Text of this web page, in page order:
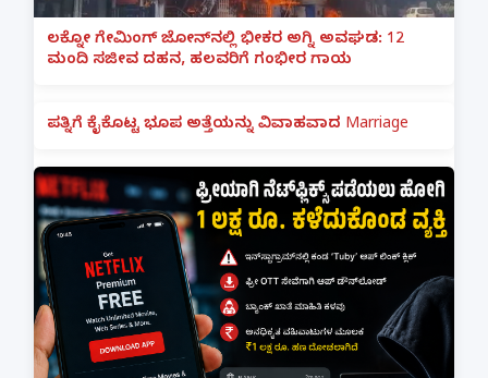
ಲಕ್ನೋ ಗೇಮಿಂಗ್ ಜೋನ್‌ನಲ್ಲಿ ಭೀಕರ ಅಗ್ನಿ ಅವಘಡ: 12
ಮಂದಿ ಸಜೀವ ದಹನ, ಹಲವರಿಗೆ ಗಂಭೀರ ಗಾಯ
ಪತ್ನಿಗೆ ಕೈಕೊಟ್ಟ ಭೂಪ ಅತ್ತೆಯನ್ನು ವಿವಾಹವಾದ Marriage